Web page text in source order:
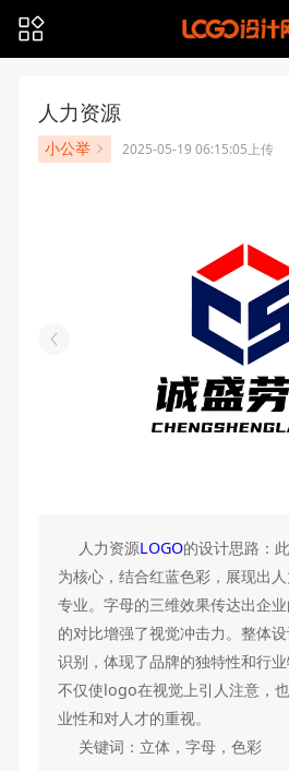
人力资源
小公举 2025-05-19 06:15:05上传
人力资源LOGO的设计思路：
为核心，结合红蓝色彩，展现出
专业。字母的三维效果传达出企
的对比增强了视觉冲击力。整体
识别，体现了品牌的独特性和行
不仅使logo在视觉上引人注意，
业性和对人才的重视。
关键词：立体，字母，色彩